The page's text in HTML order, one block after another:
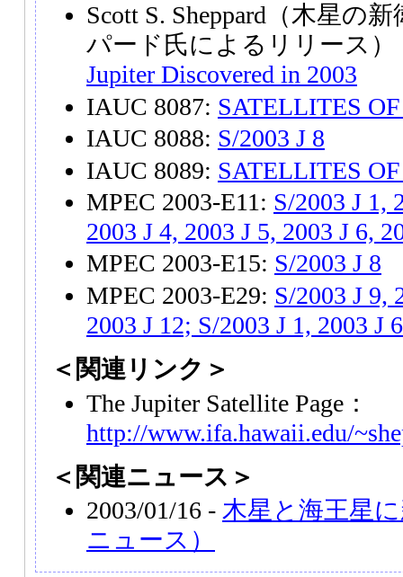
Scott S. Sheppard（木星の
パード氏によるリリース
Jupiter Discovered in 2003
IAUC 8087: SATELLITES
IAUC 8088: S/2003 J 8
IAUC 8089: SATELLITES
MPEC 2003-E11: S/2003 J 1,
2003 J 4, 2003 J 5, 2003 J 6,
MPEC 2003-E15: S/2003 J 8
MPEC 2003-E29: S/2003 J 9,
2003 J 12; S/2003 J 1, 2003 J 6
＜関連リンク＞
The Jupiter Satellite Page：
http://www.ifa.hawaii.edu/
＜関連ニュース＞
2003/01/16 - 木星と海王星
ニュース）